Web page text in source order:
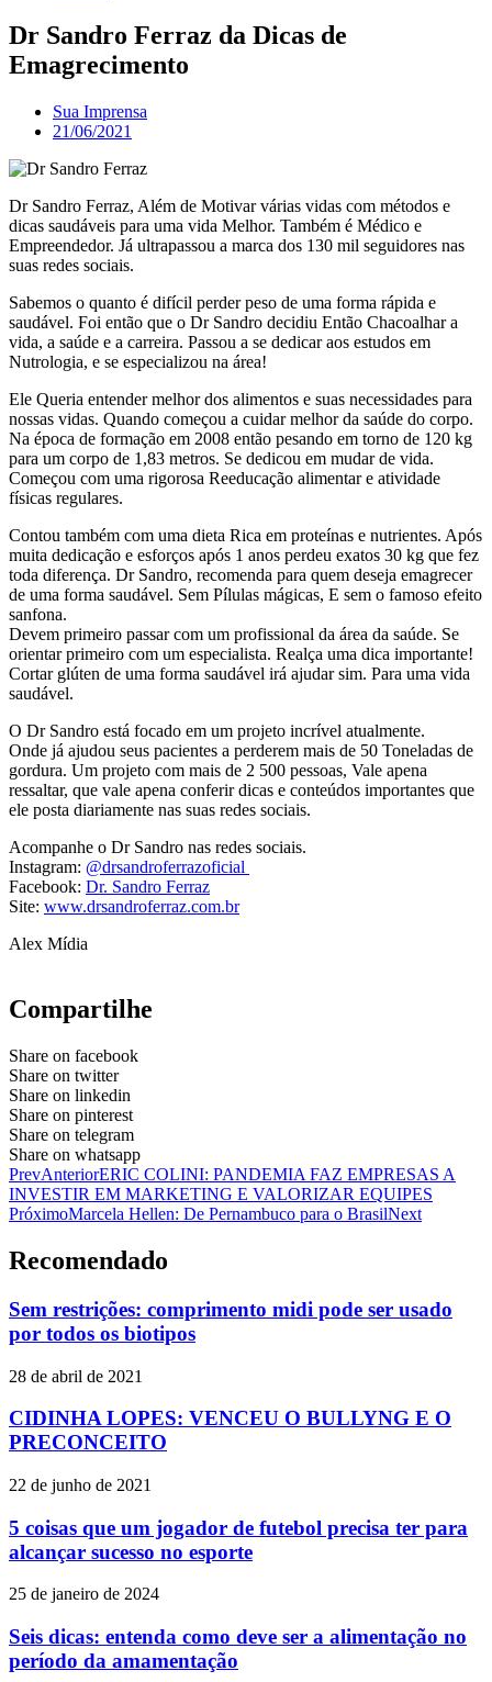
Dr Sandro Ferraz da Dicas de
Emagrecimento
Sua Imprensa
21/06/2021
Dr Sandro Ferraz, Além de Motivar várias vidas com métodos e
dicas saudáveis para uma vida Melhor. Também é Médico e
Empreendedor. Já ultrapassou a marca dos 130 mil seguidores nas
suas redes sociais.
Sabemos o quanto é difícil perder peso de uma forma rápida e
saudável. Foi então que o Dr Sandro decidiu Então Chacoalhar a
vida, a saúde e a carreira. Passou a se dedicar aos estudos em
Nutrologia, e se especializou na área!
Ele Queria entender melhor dos alimentos e suas necessidades para
nossas vidas. Quando começou a cuidar melhor da saúde do corpo.
Na época de formação em 2008 então pesando em torno de 120 kg
para um corpo de 1,83 metros. Se dedicou em mudar de vida.
Começou com uma rigorosa Reeducação alimentar e atividade
físicas regulares.
Contou também com uma dieta Rica em proteínas e nutrientes. Após
muita dedicação e esforços após 1 anos perdeu exatos 30 kg que fez
toda diferença. Dr Sandro, recomenda para quem deseja emagrecer
de uma forma saudável. Sem Pílulas mágicas, E sem o famoso efeito
sanfona.
Devem primeiro passar com um profissional da área da saúde. Se
orientar primeiro com um especialista. Realça uma dica importante!
Cortar glúten de uma forma saudável irá ajudar sim. Para uma vida
saudável.
O Dr Sandro está focado em um projeto incrível atualmente.
Onde já ajudou seus pacientes a perderem mais de 50 Toneladas de
gordura. Um projeto com mais de 2 500 pessoas, Vale apena
ressaltar, que vale apena conferir dicas e conteúdos importantes que
ele posta diariamente nas suas redes sociais.
Acompanhe o Dr Sandro nas redes sociais.
Instagram: @drsandroferrazoficial
Facebook: Dr. Sandro Ferraz
Site: www.drsandroferraz.com.br
Alex Mídia
Compartilhe
Share on facebook
Share on twitter
Share on linkedin
Share on pinterest
Share on telegram
Share on whatsapp
PrevAnteriorERIC COLINI: PANDEMIA FAZ EMPRESAS A
INVESTIR EM MARKETING E VALORIZAR EQUIPES
PróximoMarcela Hellen: De Pernambuco para o BrasilNext
Recomendado
Sem restrições: comprimento midi pode ser usado
por todos os biotipos
28 de abril de 2021
CIDINHA LOPES: VENCEU O BULLYNG E O
PRECONCEITO
22 de junho de 2021
5 coisas que um jogador de futebol precisa ter para
alcançar sucesso no esporte
25 de janeiro de 2024
Seis dicas: entenda como deve ser a alimentação no
período da amamentação